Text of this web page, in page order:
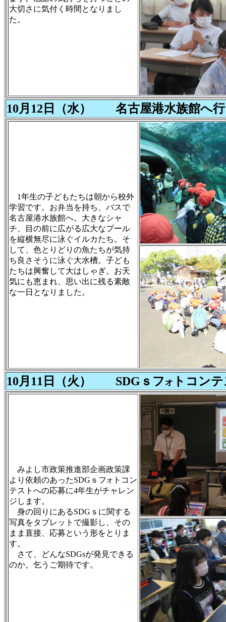
大切さに気付く時間となりまし
た。
10月12日（水） 名古屋港水族館へ
1年生の子どもたちは朝から校外
学習です。お弁当を持ち、バスで
名古屋港水族館へ。大きなシャ
チ、目の前に広がる広大なプール
を縦横無尽に泳ぐイルカたち。そ
して、色とりどりの魚たちが気持
ち良さそうに泳ぐ大水槽。子ども
たちは興奮して大はしゃぎ。お天
気にも恵まれ、思い出に残る素敵
な一日となりました。
10月11日（火） SDGｓフオ トコン
みよし市政策推進部企画政策課
より依頼のあったSDGｓフ オ トコン
テストへの応募に4年生がチャレン
ジします。
身の回りにあるSDGｓに関する
写真をタブレットで撮影し、その
まま直接、応募という形をとりま
す。
さて、どんなSDGsが発見できる
のか。乞うご期待です。